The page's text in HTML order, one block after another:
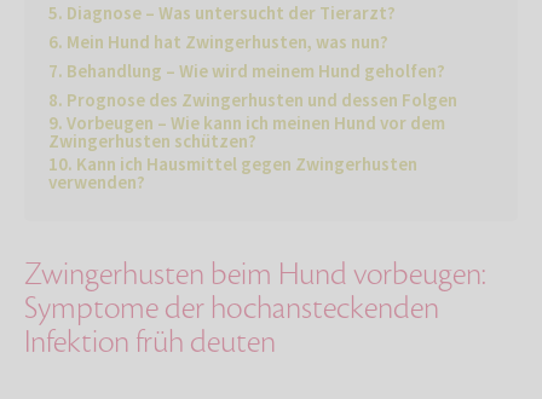
Diagnose – Was untersucht der Tierarzt?
Mein Hund hat Zwingerhusten, was nun?
Behandlung – Wie wird meinem Hund geholfen?
Prognose des Zwingerhusten und dessen Folgen
Vorbeugen – Wie kann ich meinen Hund vor dem
Zwingerhusten schützen?
Kann ich Hausmittel gegen Zwingerhusten
verwenden?
Zwingerhusten beim Hund vorbeugen:
Symptome der hochansteckenden
Infektion früh deuten